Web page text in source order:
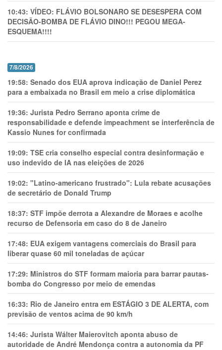
10:43: VÍDEO: FLÁVIO BOLSONARO SE DESESPERA COM
DECISÃO-BOMBA DE FLÁVIO DINO!!! PEGOU MEGA-
ESQUEMA!!!!
7/8/2026
19:58: Senado dos EUA aprova indicação de Daniel Perez
para a embaixada no Brasil em meio a crise diplomática
19:36: Jurista Pedro Serrano aponta crime de
responsabilidade e defende impeachment se interferência de
Kassio Nunes for confirmada
19:09: TSE cria conselho especial contra desinformação e
uso indevido de IA nas eleições de 2026
19:02: "Latino-americano frustrado": Lula rebate acusações
de secretário de Donald Trump
18:37: STF impõe derrota a Alexandre de Moraes e acolhe
recurso de Defensoria em caso do 8 de Janeiro
17:48: EUA exigem vantagens comerciais do Brasil para
liberar quase 60 mil toneladas de açúcar
17:29: Ministros do STF formam maioria para barrar pautas-
bomba do Congresso por meio de emendas
16:33: Rio de Janeiro entra em ESTÁGIO 3 DE ALERTA, com
previsão de ventos acima de 90 km/h
14:46: Jurista Wálter Maierovitch aponta abuso de
autoridade de André Mendonça contra a autonomia da PF